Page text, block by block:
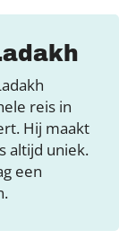
reis in
Hij maakt
altijd uniek.
een